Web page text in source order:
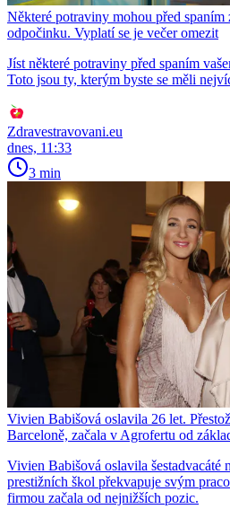
Některé potraviny mohou před
odpočinku. Vyplatí se je večer omezit
Jíst některé potraviny před spaním
Toto jsou ty, kterým byste se měli
Zdravestravovani.eu
dnes, 11:33
3 min
Vivien Babišová oslavila 26 let.
Barceloně, začala v Agrofertu od
Vivien Babišová oslavila šestadvacáté
prestižních škol překvapuje svým
firmou začala od nejnižších pozic.